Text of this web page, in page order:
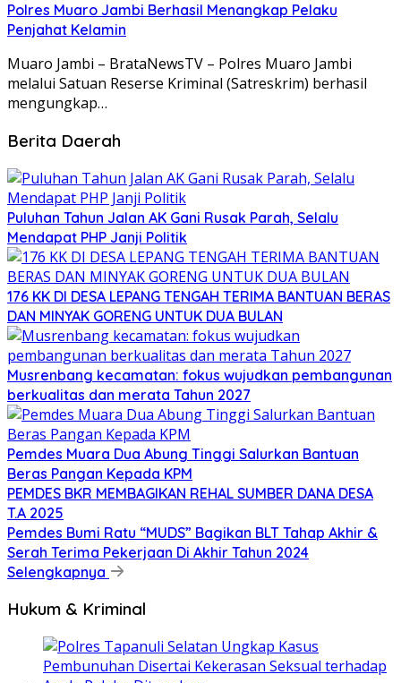
Polres Muaro Jambi Berhasil Menangkap Pelaku
Penjahat Kelamin
Muaro Jambi – BrataNewsTV – Polres Muaro Jambi
melalui Satuan Reserse Kriminal (Satreskrim) berhasil
mengungkap…
Berita Daerah
Puluhan Tahun Jalan AK Gani Rusak Parah, Selalu
Mendapat PHP Janji Politik
176 KK DI DESA LEPANG TENGAH TERIMA BANTUAN BERAS
DAN MINYAK GORENG UNTUK DUA BULAN
Musrenbang kecamatan: fokus wujudkan pembangunan
berkualitas dan merata Tahun 2027
Pemdes Muara Dua Abung Tinggi Salurkan Bantuan
Beras Pangan Kepada KPM
PEMDES BKR MEMBAGIKAN REHAL SUMBER DANA DESA
T.A 2025
Pemdes Bumi Ratu “MUDS” Bagikan BLT Tahap Akhir &
Serah Terima Pekerjaan Di Akhir Tahun 2024
Selengkapnya
Hukum & Kriminal